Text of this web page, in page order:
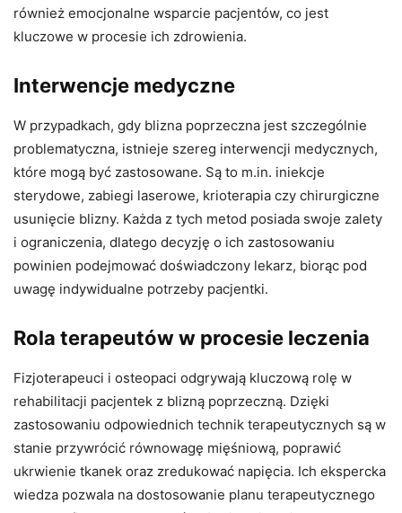
również emocjonalne wsparcie pacjentów, co jest
kluczowe w procesie ich zdrowienia.
Interwencje medyczne
W przypadkach, gdy blizna poprzeczna jest szczególnie
problematyczna, istnieje szereg interwencji medycznych,
które mogą być zastosowane. Są to m.in. iniekcje
sterydowe, zabiegi laserowe, krioterapia czy chirurgiczne
usunięcie blizny. Każda z tych metod posiada swoje zalety
i ograniczenia, dlatego decyzję o ich zastosowaniu
powinien podejmować doświadczony lekarz, biorąc pod
uwagę indywidualne potrzeby pacjentki.
Rola terapeutów w procesie leczenia
Fizjoterapeuci i osteopaci odgrywają kluczową rolę w
rehabilitacji pacjentek z blizną poprzeczną. Dzięki
zastosowaniu odpowiednich technik terapeutycznych są w
stanie przywrócić równowagę mięśniową, poprawić
ukrwienie tkanek oraz zredukować napięcia. Ich ekspercka
wiedza pozwala na dostosowanie planu terapeutycznego